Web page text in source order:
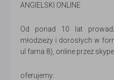
ANGIELSKI ONLINE
Od ponad 10 lat
młodzieży i dorosłych w
ul farna 8), online przez
oferujemy: